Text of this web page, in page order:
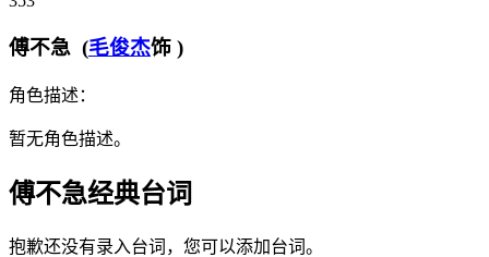
傅不急 (毛俊杰饰 )
角色描述：
暂无角色描述。
傅不急经典台词
抱歉还没有录入台词，您可以添加台词。